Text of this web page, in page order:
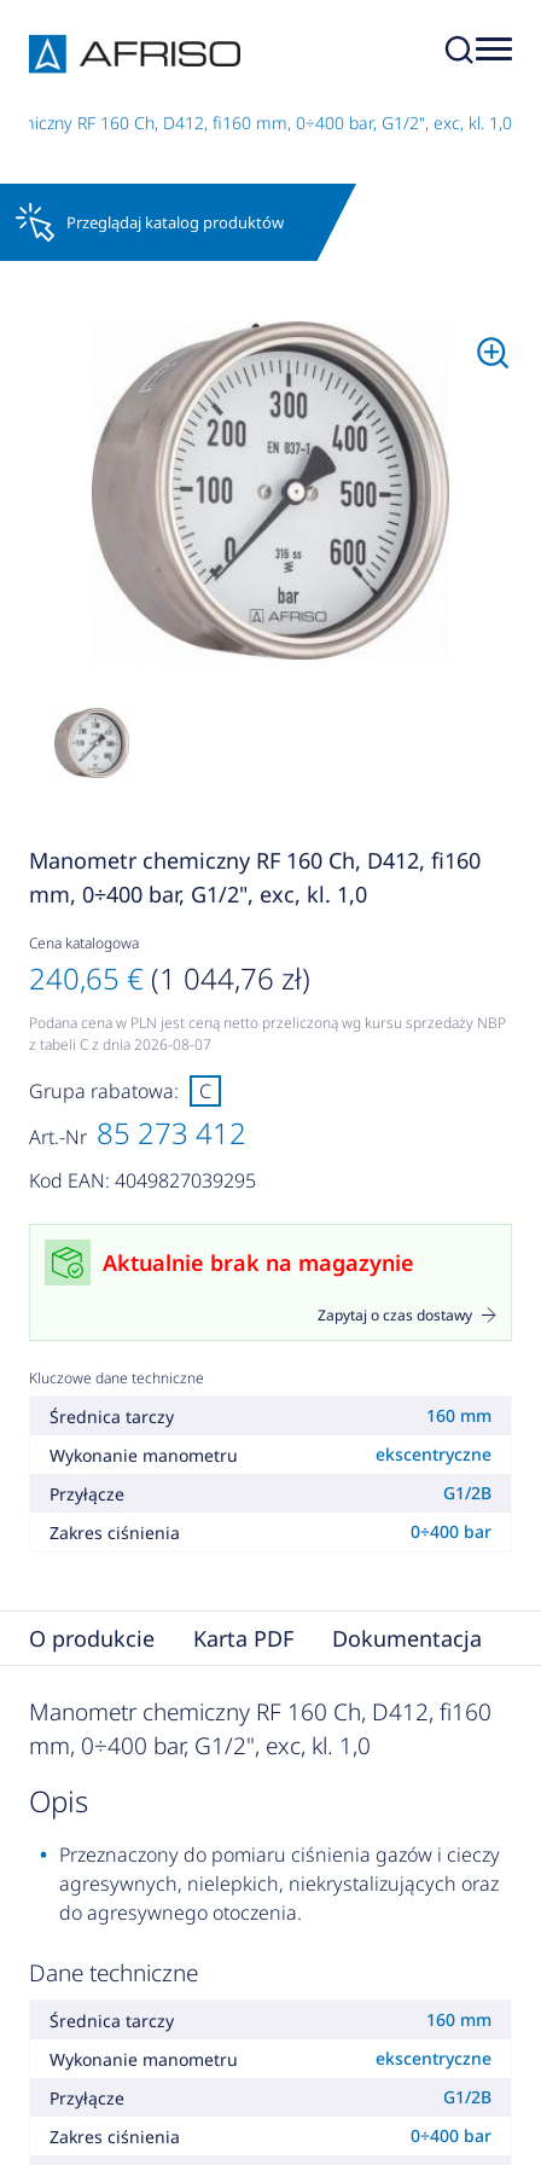
RF 160 Ch, D412, fi160 mm, 0÷400 bar, G1/2", exc, kl. 1,0
Przeglądaj katalog produktów
Manometr chemiczny RF 160 Ch, D412, fi160
mm, 0÷400 bar, G1/2", exc, kl. 1,0
Cena katalogowa
240,65 € (1 044,76 zł)
Podana cena w PLN jest ceną netto przeliczoną wg kursu sprzedaży NBP
z tabeli C z dnia 2026-08-07
Art.-Nr 85 273 412
Kod EAN: 4049827039295
Grupa rabatowa: C
Aktualnie brak na magazynie
Zapytaj o czas dostawy
Kluczowe dane techniczne
Średnica tarczy
160 mm
Wykonanie manometru
ekscentryczne
Przyłącze
G1/2B
Zakres ciśnienia
0÷400 bar
O produkcie Karta PDF Dokumentacja
Manometr chemiczny RF 160 Ch, D412, fi160
mm, 0÷400 bar, G1/2", exc, kl. 1,0
opis
Przeznaczony do pomiaru ciśnienia gazów i cieczy
agresywnych, nielepkich, niekrystalizujących oraz
do agresywnego otoczenia.
Dane techniczne
Średnica tarczy
160 mm
Wykonanie manometru
ekscentryczne
Przyłącze
G1/2B
Zakres ciśnienia
0÷400 bar